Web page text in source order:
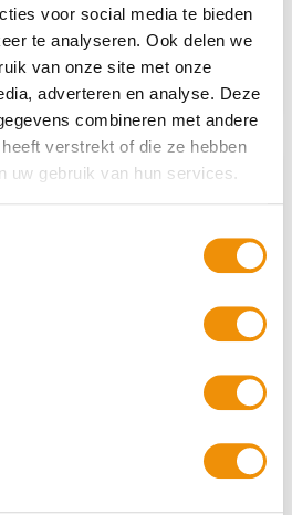
voor social media te bieden
te analyseren. Ook delen we
van onze site met onze
adverteren en analyse. Deze
combineren met andere
verstrekt of die ze hebben
uw gebruik van hun services.
over
ondernemen in de